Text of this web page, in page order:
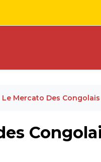
Le Mercato Des Congolais